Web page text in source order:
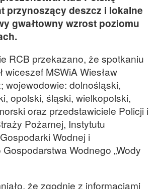
przynoszący deszcz i lokalne
gwałtowny wzrost poziomu
RCB przekazano, że spotkaniu
wiceszef MSWiA Wiesław
wojewodowie: dolnośląski,
opolski, śląski, wielkopolski,
oraz przedstawiciele Policji i
Pożarnej, Instytutu
Wodnej i
Wodnego „Wody
że zgodnie z informacjami